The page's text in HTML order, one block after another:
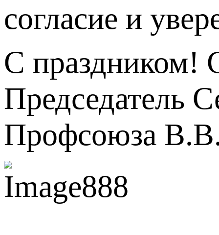
согласие и
С праздником!
Председатель
Профсоюза